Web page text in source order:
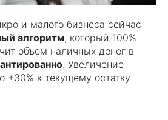
и малого бизнеса сейчас
алгоритм, который 100%
объем наличных денег в
. Увеличение
+30% к текущему остатку